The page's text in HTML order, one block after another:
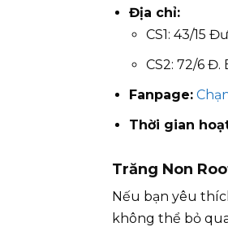
Địa chỉ:
CS1: 43/15
CS2: 72/6
Fanpage:
Thời gian
Trăng Non
Nếu bạn yêu
không thể bỏ